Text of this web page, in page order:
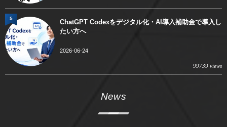
ChatGPT Codexをデジタル化・AI導入補助金で導入し
たい方へ
2026-06-24
99739 views
5
News